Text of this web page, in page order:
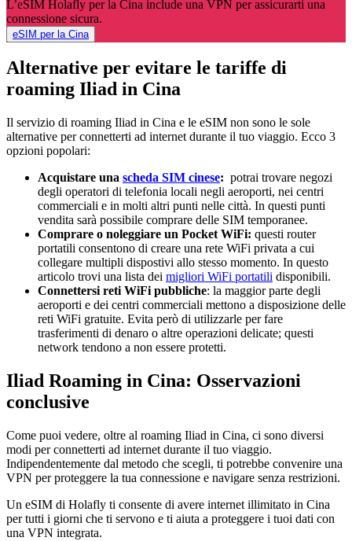
L’eSIM Holafly per la Cina include una VPN per assicurarti una
connessione sicura.
eSIM per la Cina
Alternative per evitare le tariffe di
roaming Iliad in Cina
Il servizio di roaming Iliad in Cina e le eSIM non sono le sole
alternative per connetterti ad internet durante il tuo viaggio. Ecco 3
opzioni popolari:
Acquistare una scheda SIM cinese: potrai trovare negozi
degli operatori di telefonia locali negli aeroporti, nei centri
commerciali e in molti altri punti nelle città. In questi punti
vendita sarà possibile comprare delle SIM temporanee.
Comprare o noleggiare un Pocket WiFi: questi router
portatili consentono di creare una rete WiFi privata a cui
collegare multipli dispostivi allo stesso momento. In questo
articolo trovi una lista dei migliori WiFi portatili disponibili.
Connettersi reti WiFi pubbliche: la maggior parte degli
aeroporti e dei centri commerciali mettono a disposizione delle
reti WiFi gratuite. Evita però di utilizzarle per fare
trasferimenti di denaro o altre operazioni delicate; questi
network tendono a non essere protetti.
Iliad Roaming in Cina: Osservazioni
conclusive
Come puoi vedere, oltre al roaming Iliad in Cina, ci sono diversi
modi per connetterti ad internet durante il tuo viaggio.
Indipendentemente dal metodo che scegli, ti potrebbe convenire una
VPN per proteggere la tua connessione e navigare senza restrizioni.
Un eSIM di Holafly ti consente di avere internet illimitato in Cina
per tutti i giorni che ti servono e ti aiuta a proteggere i tuoi dati con
una VPN integrata.